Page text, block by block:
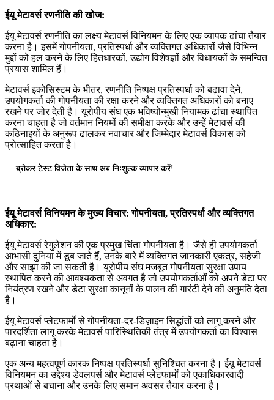
ईयू मेटावर्स रणनीति की खोज:
ईयू मेटावर्स रणनीति का लक्ष्य मेटावर्स विनियमन के लिए एक व्यापक ढांचा तैयार
करना है। इसमें गोपनीयता, प्रतिस्पर्धा और व्यक्तिगत अधिकारों जैसे विभिन्न
मुद्दों को हल करने के लिए हितधारकों, उद्योग विशेषज्ञों और विधायकों के समन्वित
प्रयास शामिल हैं।
मेटावर्स इकोसिस्टम के भीतर, रणनीति निष्पक्ष प्रतिस्पर्धा को बढ़ावा देने,
उपयोगकर्ता की गोपनीयता की रक्षा करने और व्यक्तिगत अधिकारों को बनाए
रखने पर जोर देती है। यूरोपीय संघ एक भविष्योन्मुखी नियामक ढांचा स्थापित
करना चाहता है जो वर्तमान नियमों की समीक्षा करके और उन्हें मेटावर्स की
कठिनाइयों के अनुरूप ढालकर नवाचार और जिम्मेदार मेटावर्स विकास को
प्रोत्साहित करता है।
ब्रोकर टेस्ट विजेता के साथ अब निःशुल्क व्यापार करें!
ईयू मेटावर्स विनियमन के मुख्य विचार: गोपनीयता, प्रतिस्पर्धा और व्यक्तिगत
अधिकार:
ईयू मेटावर्स रेगुलेशन की एक प्रमुख चिंता गोपनीयता है। जैसे ही उपयोगकर्ता
आभासी दुनिया में डूब जाते हैं, उनके बारे में व्यक्तिगत जानकारी एकत्र, सहेजी
और साझा की जा सकती है।यूरोपीय संघ मजबूत गोपनीयता सुरक्षा उपाय
स्थापित करने की आवश्यकता से अवगत है जो उपयोगकर्ताओं को अपने डेटा पर
नियंत्रण रखने और डेटा सुरक्षा कानूनों के पालन की गारंटी देने की अनुमति देता
है।
ईयू मेटावर्स प्लेटफार्मों से गोपनीयता-दर-डिज़ाइन सिद्धांतों को लागू करने और
पारदर्शिता लागू करके मेटावर्स पारिस्थितिकी तंत्र में उपयोगकर्ता का विश्वास
बढ़ाना चाहता है।
एक अन्य महत्वपूर्ण कारक निष्पक्ष प्रतिस्पर्धा सुनिश्चित करना है। ईयू मेटावर्स
विनियमन का उद्देश्य डेवलपर्स और मेटावर्स प्लेटफार्मों को एकाधिकारवादी
प्रथाओं से बचाना और उनके लिए समान अवसर तैयार करना है।